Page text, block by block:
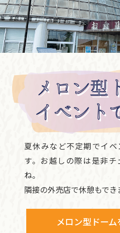
夏休みなど不定期でイ
す。お越しの際は是非
ね。
隣接の外売店で休憩もでき
メロン型ドーム